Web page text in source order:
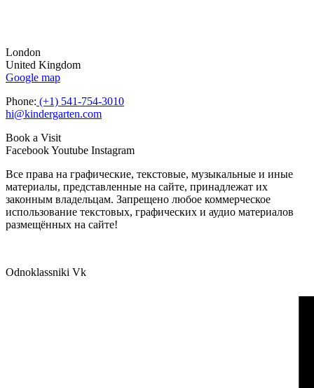
London
United Kingdom
Google map
Phone: (+1) 541-754-3010
hi@kindergarten.com
Book a Visit
FacebookYoutube Instagram
Все права на графические, текстовые, музыкальные и иные
материалы, представленные на сайте, принадлежат их
законным владельцам. Запрещено любое коммерческое
использование текстовых, графических и аудио материалов
размещённых на сайте!
Odnoklassniki Vk